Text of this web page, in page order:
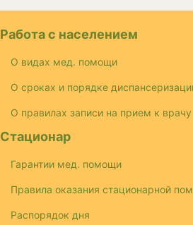
Работа с населением
О видах мед. помощи
О сроках и порядке
О правилах записи на прием к врачу
Стационар
Гарантии мед. помощи
Правила оказания стационарной
Распорядок дня